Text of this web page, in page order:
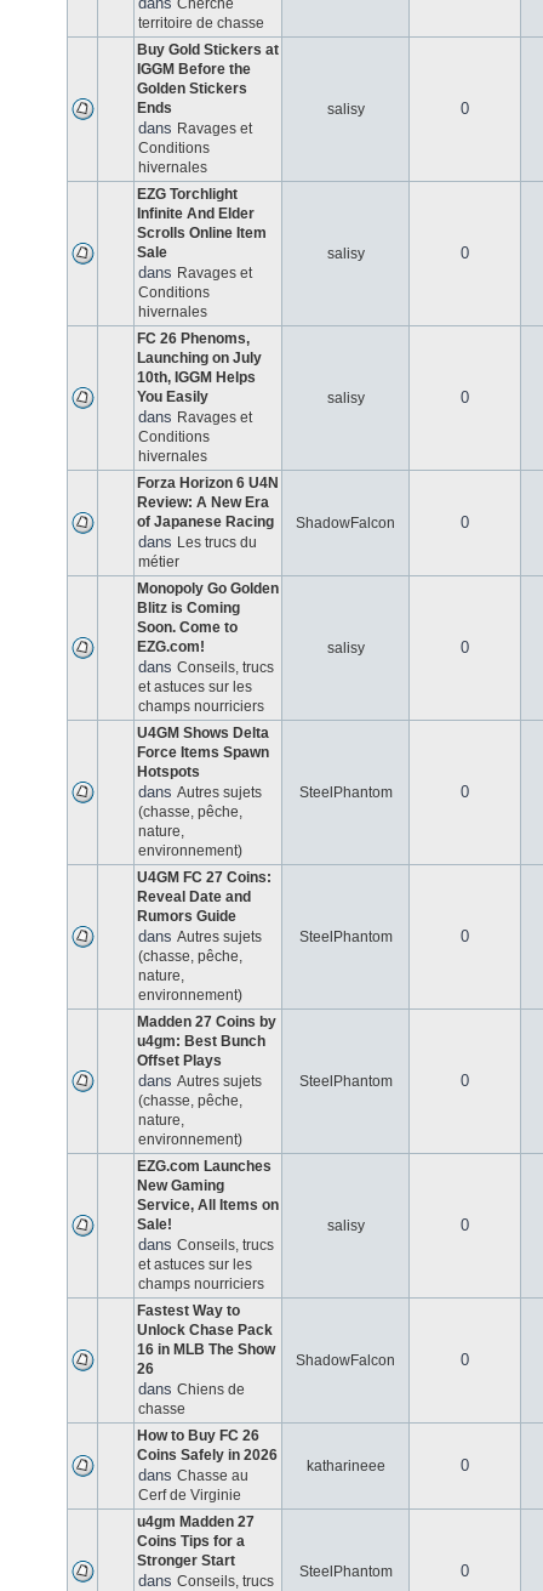
Cherche
territoire de chasse
Buy Gold Stickers at
IGGM Before the
Golden Stickers
Ends
dans Ravages et
Conditions
hivernales
salisy 0
EZG Torchlight
Infinite And Elder
Scrolls Online Item
Sale
dans Ravages et
Conditions
hivernales
salisy 0
FC 26 Phenoms,
Launching on July
10th, IGGM Helps
You Easily
dans Ravages et
Conditions
hivernales
salisy 0
Forza Horizon 6 U4N
Review: A New Era
of Japanese Racing
dans Les trucs du
métier
ShadowFalcon 0
Monopoly Go Golden
Blitz is Coming
Soon. Come to
EZG.com!
dans Conseils, trucs
et astuces sur les
champs nourriciers
salisy 0
U4GM Shows Delta
Force Items Spawn
Hotspots
dans Autres sujets
(chasse, pêche,
nature,
environnement)
SteelPhantom 0
U4GM FC 27 Coins:
Reveal Date and
Rumors Guide
dans Autres sujets
(chasse, pêche,
nature,
environnement)
SteelPhantom 0
Madden 27 Coins by
u4gm: Best Bunch
Offset Plays
dans Autres sujets
(chasse, pêche,
nature,
environnement)
SteelPhantom 0
EZG.com Launches
New Gaming
Service, All Items on
Sale!
dans Conseils, trucs
et astuces sur les
champs nourriciers
salisy 0
Fastest Way to
Unlock Chase Pack
16 in MLB The Show
26
dans Chiens de
chasse
ShadowFalcon 0
How to Buy FC 26
Coins Safely in 2026
dans Chasse au
Cerf de Virginie
katharineee 0
u4gm Madden 27
Coins Tips for a
Stronger Start
dans Conseils, trucs
SteelPhantom 0